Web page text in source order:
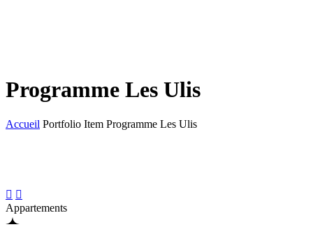
Programme Les Ulis
Accueil Portfolio Item Programme Les Ulis
 
Appartements